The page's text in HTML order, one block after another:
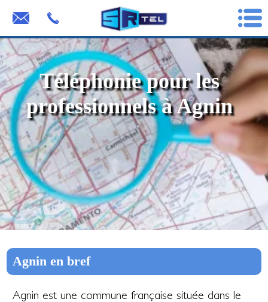
Téléphonie pour les
professionnels à Agnin
Agnin en bref
Agnin est une commune française située dans le